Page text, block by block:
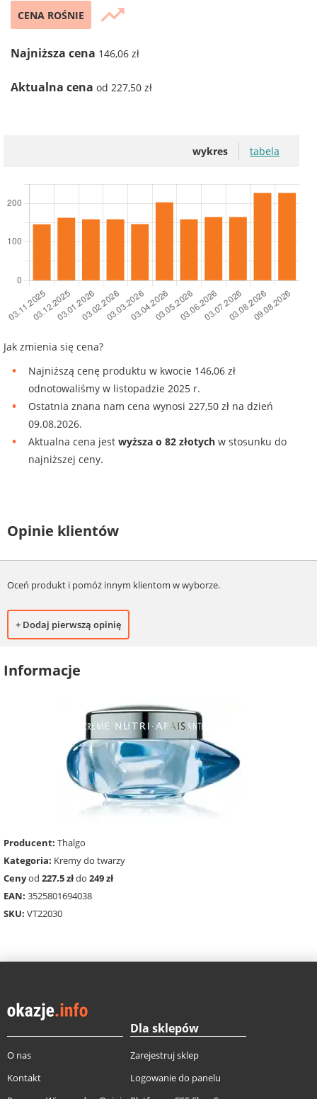
CENA ROŚNIE trending_up
Najniższa cena 146,06 zł
Aktualna cena od 227,50 zł
wykres tabela
Jak zmienia się cena?
Najniższą cenę produktu w kwocie 146,06 zł
odnotowaliśmy w listopadzie 2025 r.
Ostatnia znana nam cena wynosi 227,50 zł na dzień
09.08.2026.
Aktualna cena jest wyższa o 82 złotych w stosunku do
najniższej ceny.
Opinie klientów
Oceń produkt i pomóż innym klientom w wyborze.
+ Dodaj pierwszą opinię
Informacje
Producent: Thalgo
Kategoria: Kremy do twarzy
Cenyod 227.5 złdo 249 zł
EAN: 3525801694038
SKU: VT22030
O nas
Kontakt
Dla sklepów
Zarejestruj sklep
Logowanie do panelu